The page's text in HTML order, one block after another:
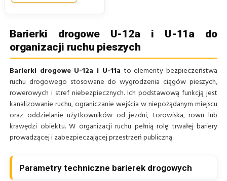
Barierki drogowe U-12a i U-11a do
organizacji ruchu pieszych
Barierki drogowe U-12a i U-11a to elementy bezpieczeństwa
ruchu drogowego stosowane do wygrodzenia ciągów pieszych,
rowerowych i stref niebezpiecznych. Ich podstawową funkcją jest
kanalizowanie ruchu, ograniczanie wejścia w niepożądanym miejscu
oraz oddzielanie użytkowników od jezdni, torowiska, rowu lub
krawędzi obiektu. W organizacji ruchu pełnią rolę trwałej bariery
prowadzącej i zabezpieczającej przestrzeń publiczną.
Parametry techniczne barierek drogowych